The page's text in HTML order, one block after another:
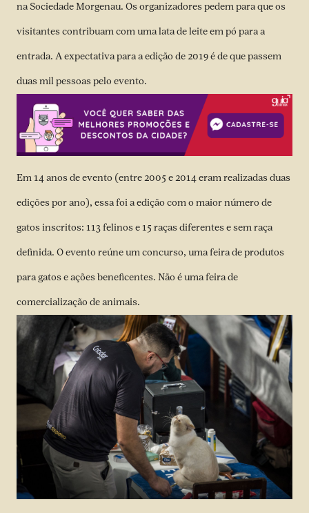
na Sociedade Morgenau. Os organizadores pedem para que os
visitantes contribuam com uma lata de leite em pó para a
entrada. A expectativa para a edição de 2019 é de que passem
duas mil pessoas pelo evento.
Em 14 anos de evento (entre 2005 e 2014 eram realizadas duas
edições por ano), essa foi a edição com o maior número de
gatos inscritos: 113 felinos e 15 raças diferentes e sem raça
definida. O evento reúne um concurso, uma feira de produtos
para gatos e ações beneficentes. Não é uma feira de
comercialização de animais.